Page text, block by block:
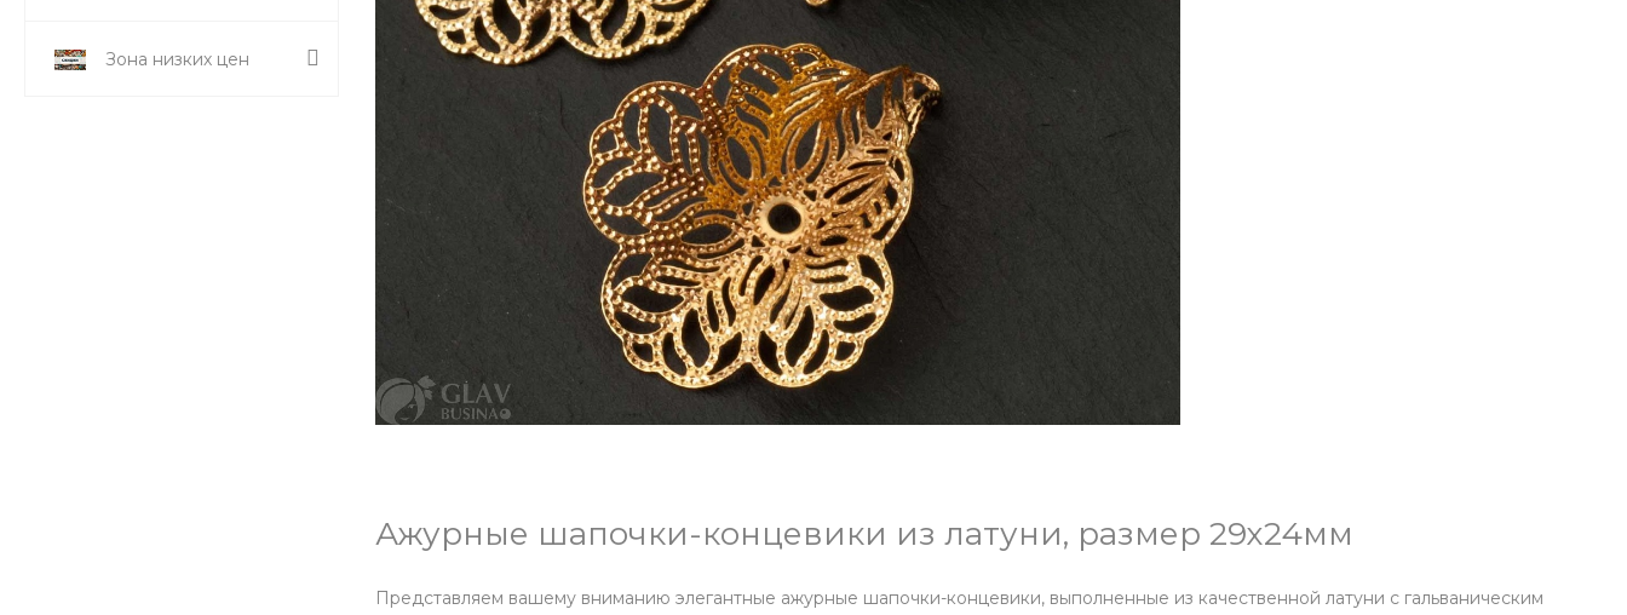
Зона низких цен
Ажурные шапочки-концевики из латуни, размер 29х24мм
Представляем вашему вниманию элегантные ажурные шапочки-концевики, выполненные из качественной латуни с гальваническим